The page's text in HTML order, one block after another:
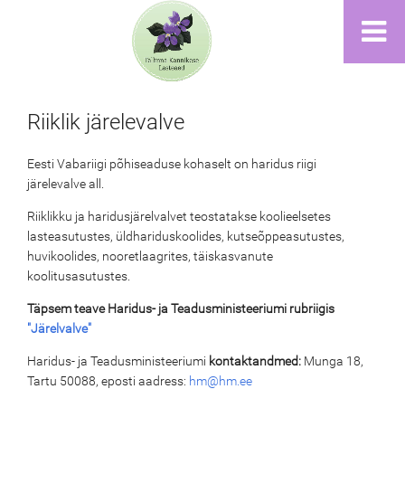
Riiklik järelevalve
Eesti Vabariigi põhiseaduse kohaselt on haridus riigi
järelevalve all.
Riiklikku ja haridusjärelvalvet teostatakse koolieelsetes
lasteasutustes, üldhariduskoolides, kutseõppeasutustes,
huvikoolides, nooretlaagrites, täiskasvanute
koolitusasutustes.
Täpsem teave Haridus- ja Teadusministeeriumi rubriigis
"Järelvalve"
Haridus- ja Teadusministeeriumi kontaktandmed: Munga 18,
Tartu 50088, eposti aadress: hm@hm.ee